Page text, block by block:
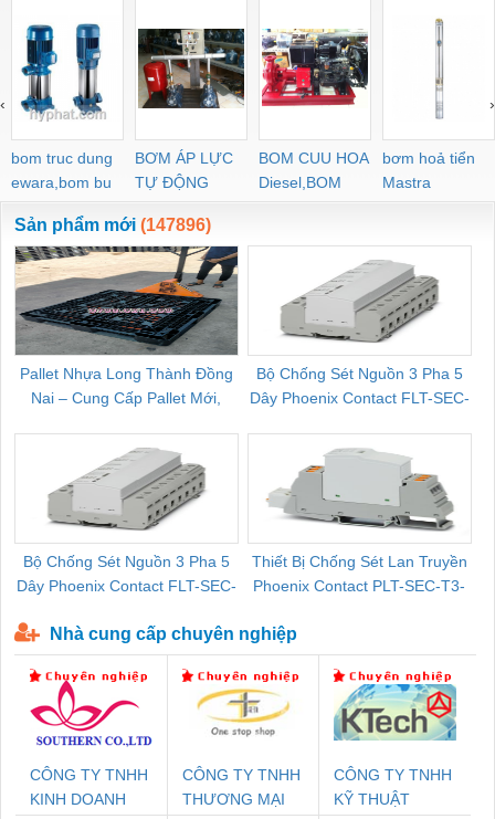
bom truc dung
ewara,bom bu
ewara
BƠM ÁP LỰC
TỰ ĐỘNG
BOM CUU HOA
Diesel,BOM
CHUA CHAY
bơm hoả tiển
Mastra
‹ ›
Sản phẩm mới (147896)
Pallet Nhựa Long Thành Đồng
Nai – Cung Cấp Pallet Mới,
Bộ Chống Sét Nguồn 3 Pha 5
Dây Phoenix Contact FLT-SEC-
Bộ Chống Sét Nguồn 3 Pha 5
Dây Phoenix Contact FLT-SEC-
Thiết Bị Chống Sét Lan Truyền
Phoenix Contact PLT-SEC-T3-
Nhà cung cấp chuyên nghiệp
CÔNG TY TNHH
KINH DOANH
CÔNG TY TNHH
THƯƠNG MẠI
CÔNG TY TNHH
KỸ THUẬT